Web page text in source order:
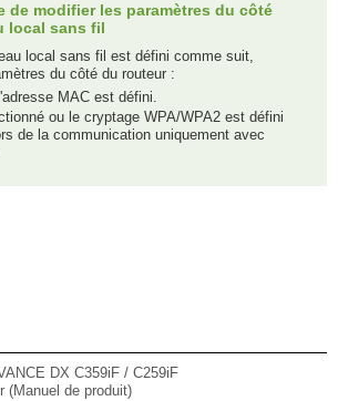
de modifier les paramètres du côté
local sans fil
local sans fil est défini comme suit,
du côté du routeur :
MAC est défini.
ou le cryptage WPA/WPA2 est défini
de la communication uniquement avec
DX C359iF / C259iF
(Manuel de produit)